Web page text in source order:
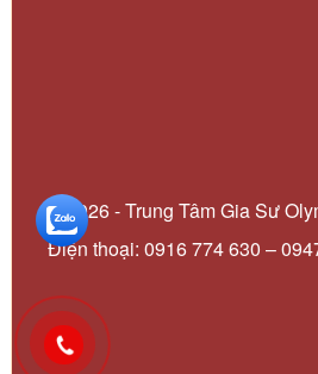
© 2026 - Trung Tâm Gia Sư
Điện thoại: 0916 774 630 –